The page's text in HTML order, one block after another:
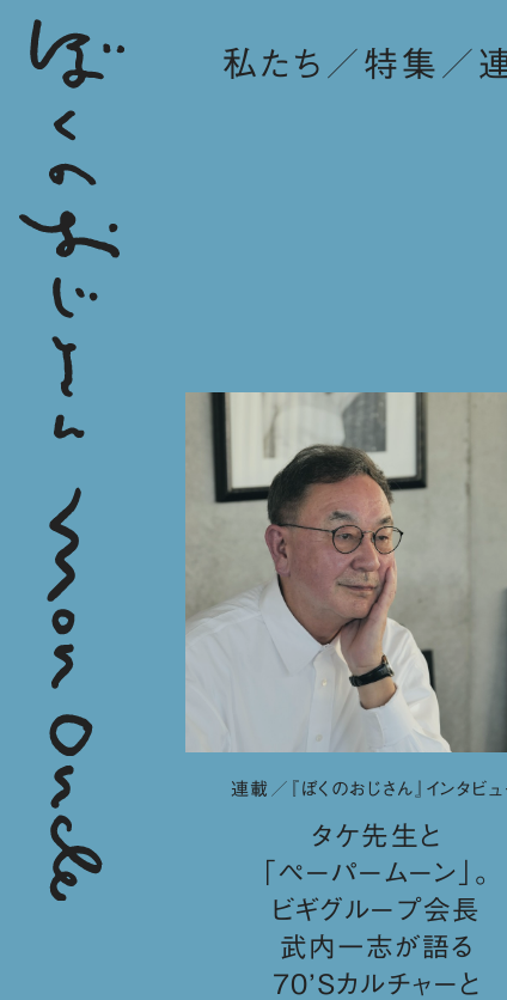
私たち 特集
連載／『ぼくのおじさん』インタビュ
タケ先生と
「ペーパームーン」。
ビギグループ会長
武内一志が語る
70’Sカルチャーと